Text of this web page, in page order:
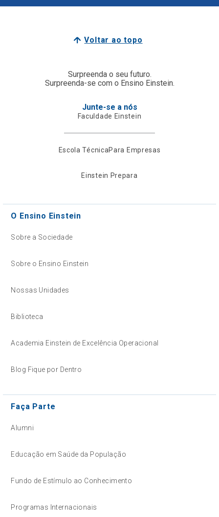
Voltar ao topo
Surpreenda o seu futuro.
Surpreenda-se com o Ensino Einstein.
Junte-se a nós
Faculdade Einstein
Escola TécnicaPara Empresas
Einstein Prepara
O Ensino Einstein
Sobre a Sociedade
Sobre o Ensino Einstein
Nossas Unidades
Biblioteca
Academia Einstein de Excelência Operacional
Blog Fique por Dentro
Faça Parte
Alumni
Educação em Saúde da População
Fundo de Estímulo ao Conhecimento
Programas Internacionais